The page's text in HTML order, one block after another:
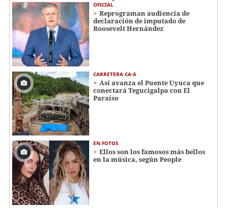
OFICIAL
Reprograman audiencia de
declaración de imputado de
Roosevelt Hernández
CARRETERA CA-6
Así avanza el Puente Uyuca que
conectará Tegucigalpa con El
Paraíso
EN FOTOS
Ellos son los famosos más bellos
en la música, según People